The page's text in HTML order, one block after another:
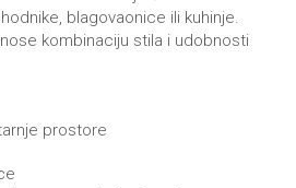
blagovaonice ili kuhinje.
kombinaciju stila i udobnosti
prostore